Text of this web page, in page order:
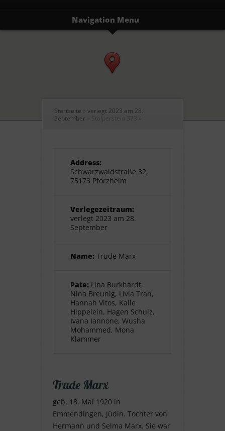
Navigation Menu
Startseite » verlegt 2023 am 28.
September » Stolperstein 373 »
Address:
Schwarzwaldstraße 32,
75173 Pforzheim
Verlegezeitraum:
verlegt 2023 am 28.
September
Name: Trude Marx
Pate: Lina Burkhardt,
Nina Breunig, Livia Tran,
Hannah Vitos, Kalle
Hippelein, Hagen Schulz,
Ivana Iannone, Wusha
Mohammed, Mona
Klammer
Trude Marx
geb. 18. Mai 1920 in
Emmendingen, Jüdin. Tochter von
Hermann und Selma Marx. Sie war